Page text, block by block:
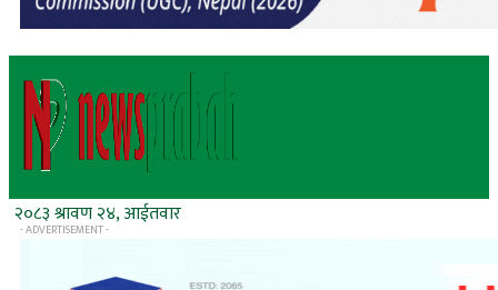
२०८३ श्रावण २४, आईतवार
- ADVERTISEMENT -